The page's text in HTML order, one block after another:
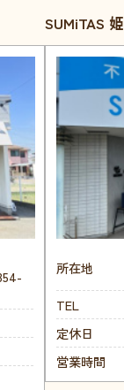
SUMiTAS
所在地
TEL
定休日
営業時間